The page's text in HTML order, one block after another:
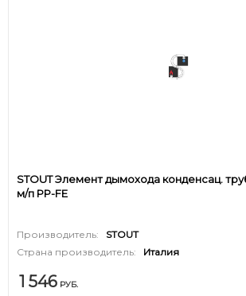
STOUT Элемент дымохода конденсац.
м/п PP-FE
Производитель:
STOUT
Страна производитель:
Италия
1 546 РУБ.